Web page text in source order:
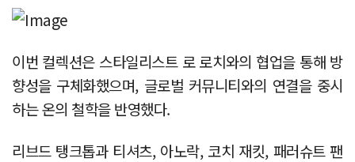
이번 컬렉션은 스타일리스트 로 로치와의 협업을 통해 방
향성을 구체화했으며, 글로벌 커뮤니티와의 연결을 중시
하는 온의 철학을 반영했다.
리브드 탱크톱과 티셔츠, 아노락, 코치 재킷, 패러슈트 팬